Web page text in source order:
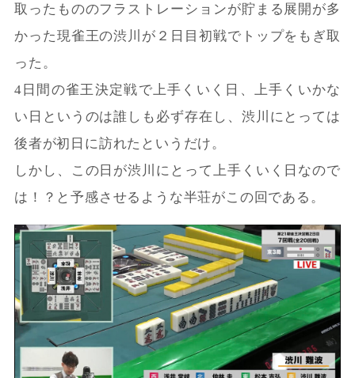
取ったもののフラストレーションが貯まる展開が多
かった現雀王の渋川が２日目初戦でトップをもぎ取
った。
4日間の雀王決定戦で上手くいく日、上手くいかな
い日というのは誰しも必ず存在し、渋川にとっては
後者が初日に訪れたというだけ。
しかし、この日が渋川にとって上手くいく日なので
は！？と予感させるような半荘がこの回である。